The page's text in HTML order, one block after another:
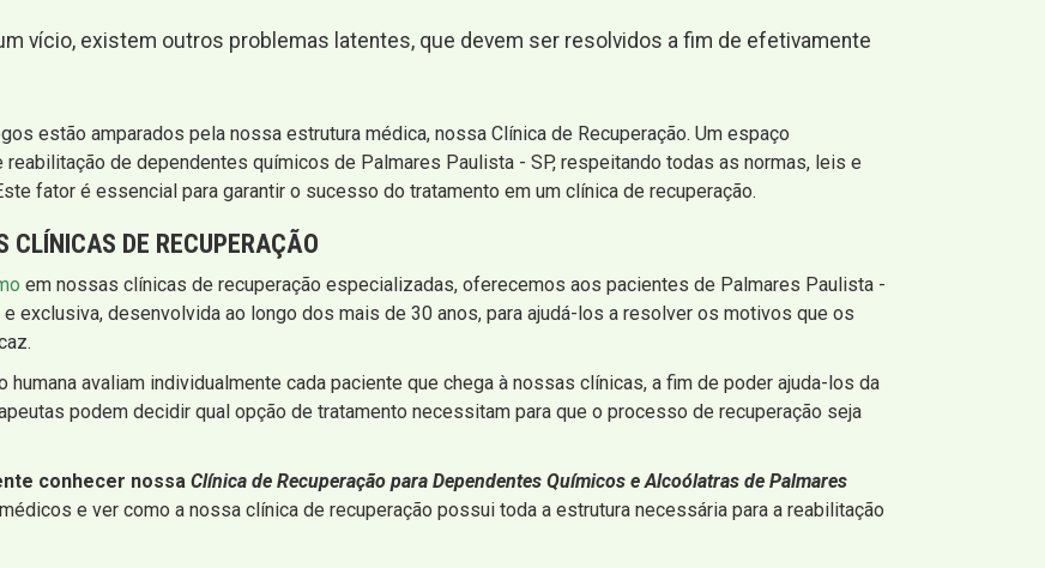
vício, existem outros problemas latentes, que devem ser resolvidos a fim de efetivamente
estão amparados pela nossa estrutura médica, nossa Clínica de Recuperação. Um espaço
de dependentes químicos de Palmares Paulista - SP, respeitando todas as normas, leis e
fator é essencial para garantir o sucesso do tratamento em um clínica de recuperação.
CLÍNICAS DE RECUPERAÇÃO
em nossas clínicas de recuperação especializadas, oferecemos aos pacientes de Palmares Paulista -
exclusiva, desenvolvida ao longo dos mais de 30 anos, para ajudá-los a resolver os motivos que os
avaliam individualmente cada paciente que chega à nossas clínicas, a fim de poder ajuda-los da
podem decidir qual opção de tratamento necessitam para que o processo de recuperação seja
conhecer nossa Clínica de Recuperação para Dependentes Químicos e Alcoólatras de Palmares
e ver como a nossa clínica de recuperação possui toda a estrutura necessária para a reabilitação